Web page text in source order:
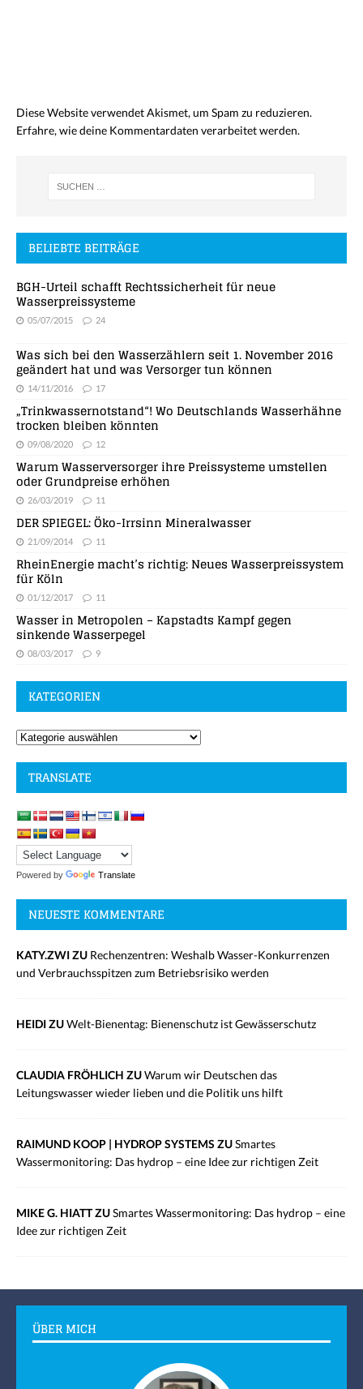
Diese Website verwendet Akismet, um Spam zu reduzieren.
Erfahre, wie deine Kommentardaten verarbeitet werden.
BELIEBTE BEITRÄGE
BGH-Urteil schafft Rechtssicherheit für neue
Wasserpreissysteme
05/07/2015 24
Was sich bei den Wasserzählern seit 1. November 2016
geändert hat und was Versorger tun können
14/11/2016 17
„Trinkwassernotstand“! Wo Deutschlands Wasserhähne
trocken bleiben könnten
09/08/2020 12
Warum Wasserversorger ihre Preissysteme umstellen
oder Grundpreise erhöhen
26/03/2019 11
DER SPIEGEL: Öko-Irrsinn Mineralwasser
21/09/2014 11
RheinEnergie macht’s richtig: Neues Wasserpreissystem
für Köln
01/12/2017 11
Wasser in Metropolen – Kapstadts Kampf gegen
sinkende Wasserpegel
08/03/2017 9
KATEGORIEN
TRANSLATE
Powered by Translate
NEUESTE KOMMENTARE
KATY.ZWI ZU Rechenzentren: Weshalb Wasser-Konkurrenzen
und Verbrauchsspitzen zum Betriebsrisiko werden
HEIDI ZUWelt-Bienentag: Bienenschutz ist Gewässerschutz
CLAUDIA FRÖHLICH ZUWarum wir Deutschen das
Leitungswasser wieder lieben und die Politik uns hilft
RAIMUND KOOP | HYDROP SYSTEMS ZUSmartes
Wassermonitoring: Das hydrop – eine Idee zur richtigen Zeit
MIKE G. HIATT ZUSmartes Wassermonitoring: Das hydrop – eine
Idee zur richtigen Zeit
ÜBER MICH